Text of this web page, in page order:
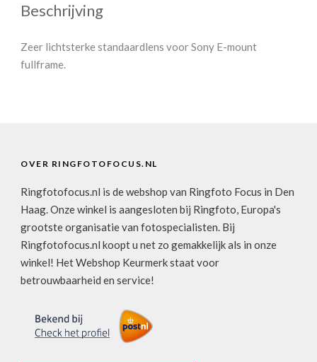
Beschrijving
Zeer lichtsterke standaardlens voor Sony E-mount
fullframe.
OVER RINGFOTOFOCUS.NL
Ringfotofocus.nl is de webshop van Ringfoto Focus in Den
Haag. Onze winkel is aangesloten bij Ringfoto, Europa's
grootste organisatie van fotospecialisten. Bij
Ringfotofocus.nl koopt u net zo gemakkelijk als in onze
winkel! Het Webshop Keurmerk staat voor
betrouwbaarheid en service!